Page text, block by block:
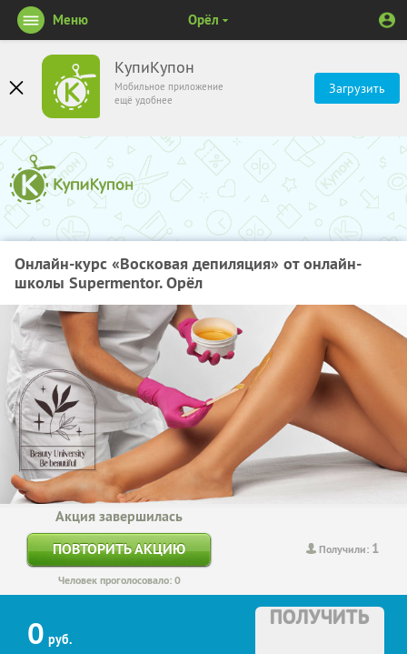
КупиКупон
Мобильное приложение
ещё удобнее
Загрузить
Меню Орёл
Онлайн-курс «Восковая депиляция» от онлайн-
школы Supermentor. Орёл
Получили: 1
Акция завершилась
ПОВТОРИТЬ АКЦИЮ
Человек проголосовало: 0
0 руб.
ПОЛУЧИТЬ